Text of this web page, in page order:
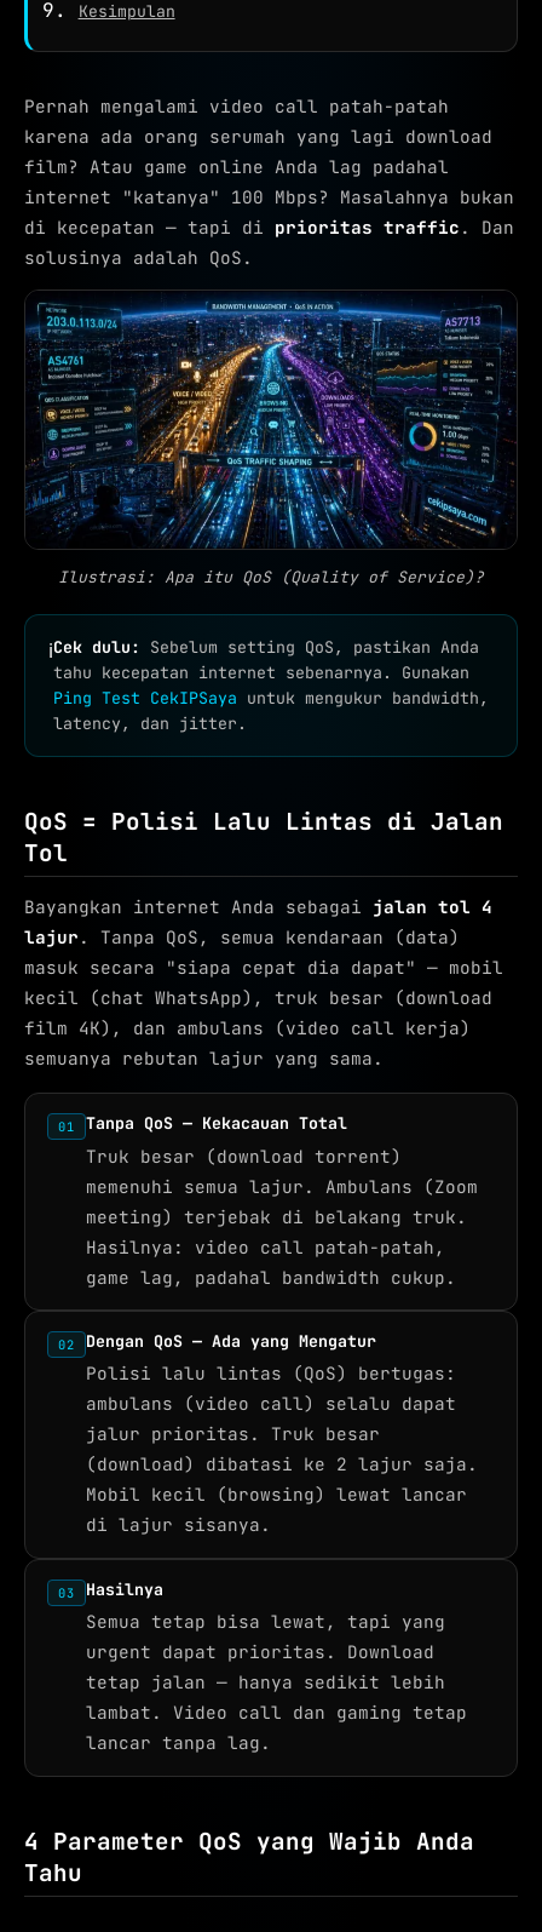
CEK LOKASI
SECURITY HEADERS
Kesimpulan
Pernah mengalami video call patah-patah
karena ada orang serumah yang lagi download
film? Atau game online Anda lag padahal
internet "katanya" 100 Mbps? Masalahnya bukan
di kecepatan — tapi di prioritas traffic . Dan
solusinya adalah QoS.
Ilustrasi: Apa itu QoS (Quality of Service)?
ℹCek dulu:
Sebelum setting QoS, pastikan Anda
tahu kecepatan internet sebenarnya. Gunakan
Ping Test CekIPSaya untuk mengukur bandwidth,
latency, dan jitter.
QoS = Polisi Lalu Lintas di Jalan
Tol
Bayangkan internet Anda sebagai jalan tol 4
lajur . Tanpa QoS, semua kendaraan (data)
masuk secara "siapa cepat dia dapat" — mobil
kecil (chat WhatsApp), truk besar (download
film 4K), dan ambulans (video call kerja)
semuanya rebutan lajur yang sama.
01 Tanpa QoS — Kekacauan Total
Truk besar (download torrent)
memenuhi semua lajur. Ambulans (Zoom
meeting) terjebak di belakang truk.
Hasilnya: video call patah-patah,
game lag, padahal bandwidth cukup.
02 Dengan QoS — Ada yang Mengatur
Polisi lalu lintas (QoS) bertugas:
ambulans (video call) selalu dapat
jalur prioritas. Truk besar
(download) dibatasi ke 2 lajur saja.
Mobil kecil (browsing) lewat lancar
di lajur sisanya.
03 Hasilnya
Semua tetap bisa lewat, tapi yang
urgent dapat prioritas. Download
tetap jalan — hanya sedikit lebih
lambat. Video call dan gaming tetap
lancar tanpa lag.
4 Parameter QoS yang Wajib Anda
Tahu